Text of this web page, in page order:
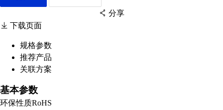
分享
下载页面
规格参数
推荐产品
关联方案
基本参数
环保性质RoHS